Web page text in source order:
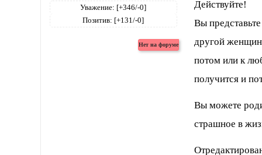
Уважение: [+346/-0]
Позитив: [+131/-0]
Действуйте!
Вы
другой
потом или к
получится и
Вы можете
страшное в